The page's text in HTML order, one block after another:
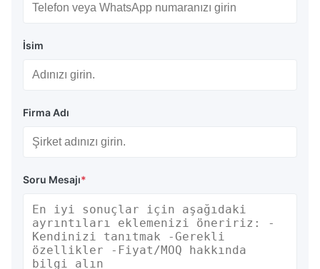
İsim
Firma Adı
Soru Mesajı*